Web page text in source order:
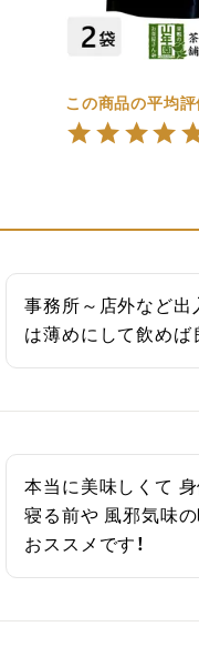
事務所～店外など出
は薄めにして飲めば
本当に美味しくて 身
寝る前や 風邪気味の
おススメです！